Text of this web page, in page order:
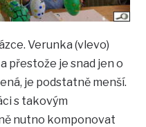
Verunka (vlevo)
přestože je snad jen o
je podstatně menší.
s takovým
nutno komponovat